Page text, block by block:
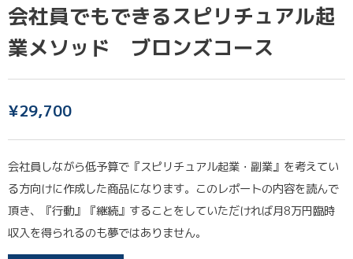
会社員でもできるスピリチュアル起
業メソッド ブロンズコース
¥29,700
会社員しながら低予算で『スピリチュアル起業・副業』を考えてい
る方向けに作成した商品になります。このレポートの内容を読んで
頂き、『行動』『継続』することをしていただければ月8万円臨時
収入を得られるのも夢ではありません。